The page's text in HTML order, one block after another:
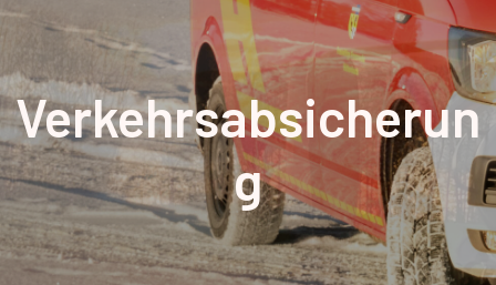
Verkehrsabsicherun
g